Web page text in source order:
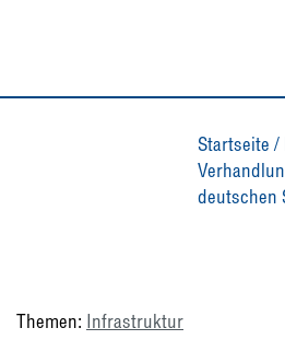
Startseite /
deutschen
Themen: Infrastruktur